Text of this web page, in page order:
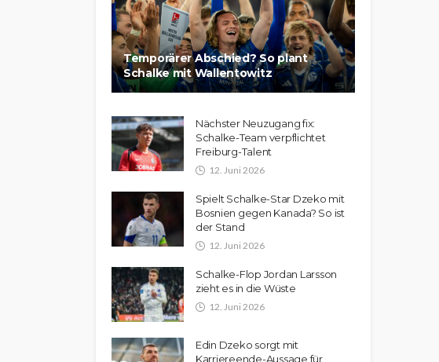
Temporärer Abschied? So plant
Schalke mit Wallentowitz
Nächster Neuzugang fix:
Schalke-Team verpflichtet
Freiburg-Talent
12. Juni 2026
Spielt Schalke-Star Dzeko mit
Bosnien gegen Kanada? So ist
der Stand
12. Juni 2026
Schalke-Flop Jordan Larsson
zieht es in die Wüste
12. Juni 2026
Edin Dzeko sorgt mit
Karriereende-Aussage für